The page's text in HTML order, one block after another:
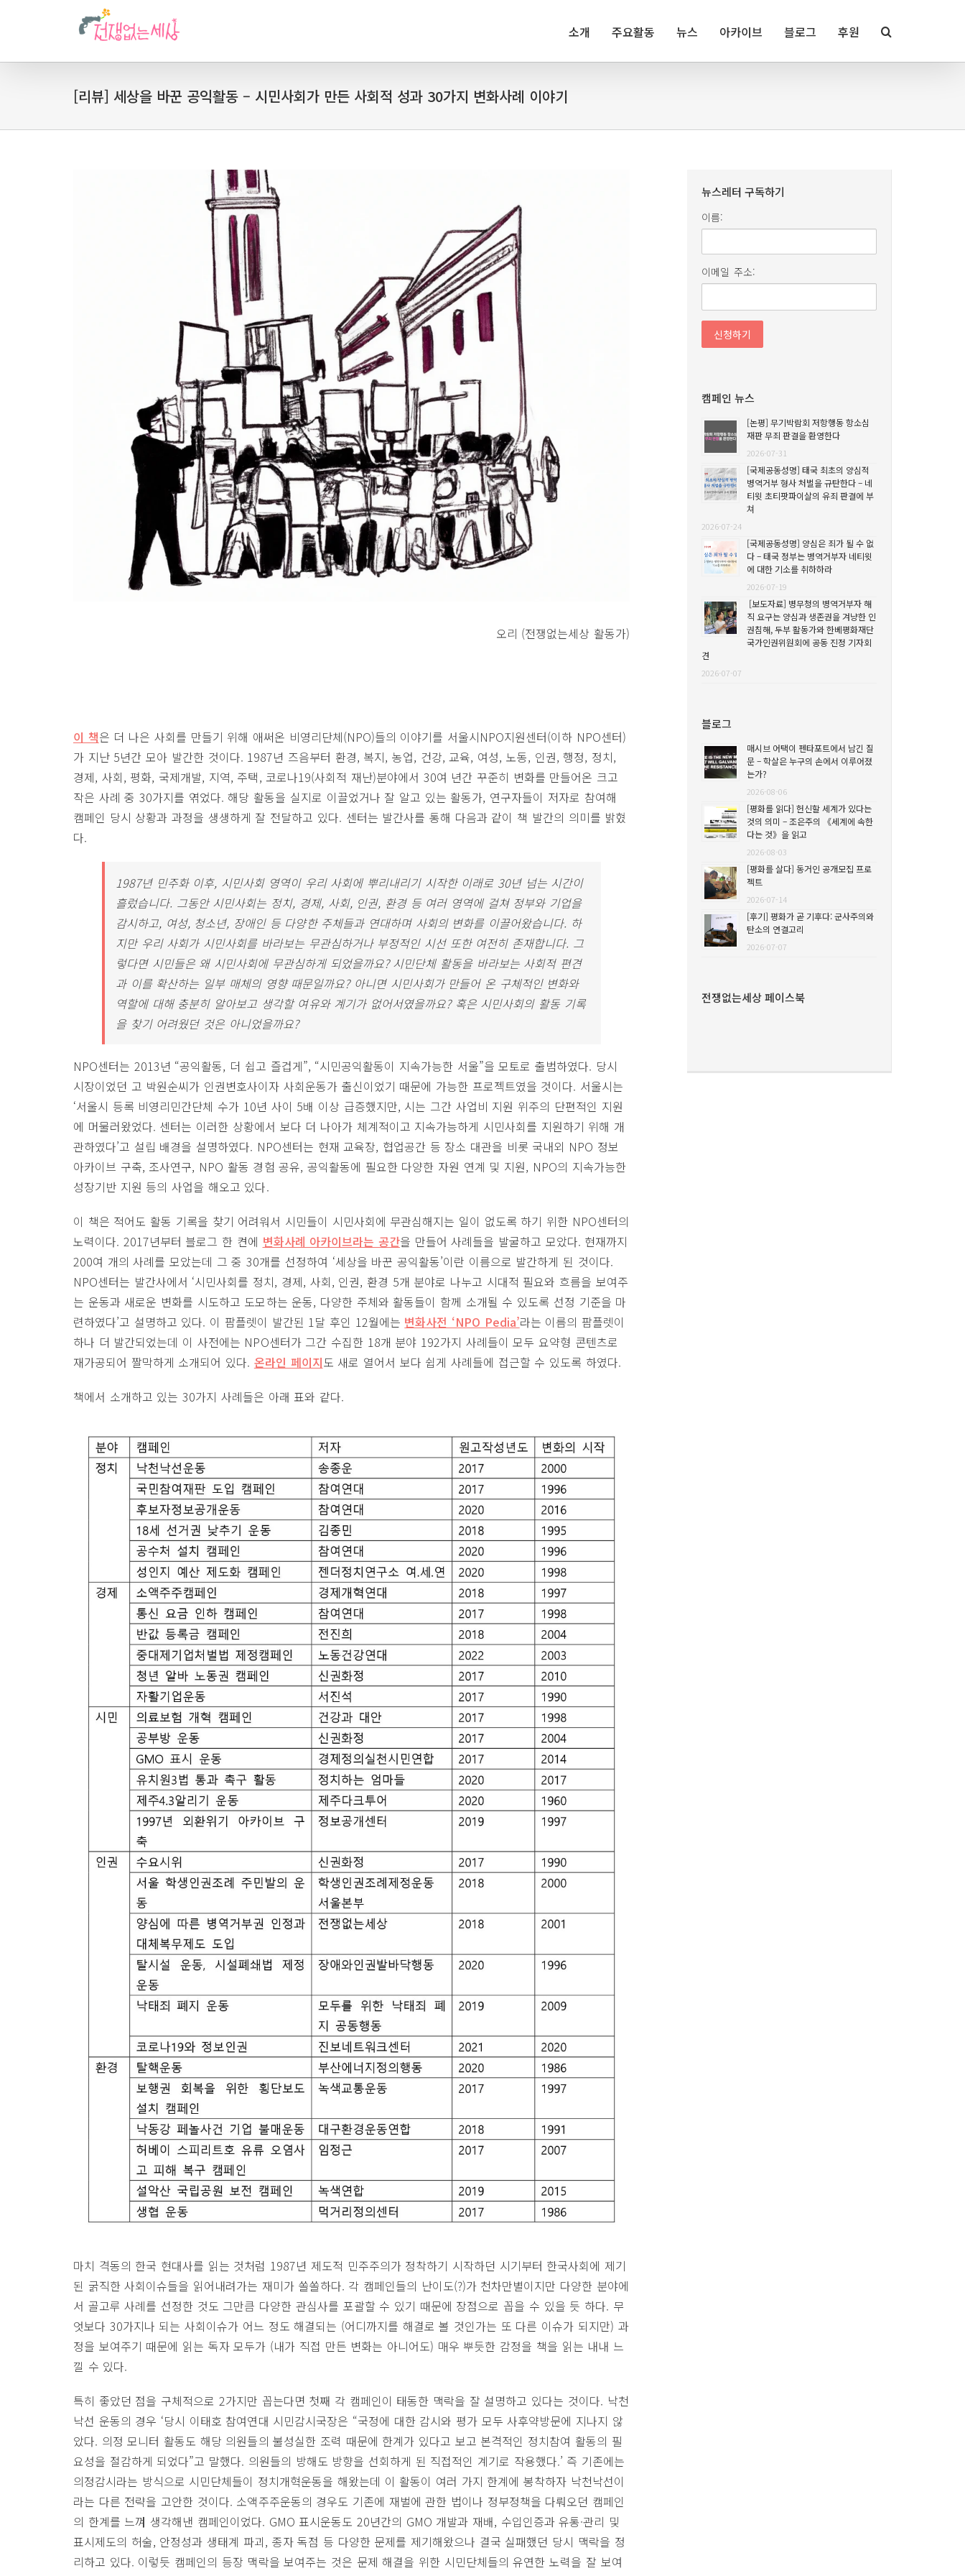
소개 주요활동 뉴스 아카이브 블로그 후원
[리뷰] 세상을 바꾼 공익활동 – 시민사회가 만든 사회적 성과 30가지 변화사례 이야기
오리 (전쟁없는세상 활동가)
이 책은 더 나은 사회를 만들기 위해 애써온 비영리단체(NPO)들의 이야기를 서울시NPO지원센터(이하 NPO센터)
가 지난 5년간 모아 발간한 것이다. 1987년 즈음부터 환경, 복지, 농업, 건강, 교육, 여성, 노동, 인권, 행정, 정치,
경제, 사회, 평화, 국제개발, 지역, 주택, 코로나19(사회적 재난)분야에서 30여 년간 꾸준히 변화를 만들어온 크고
작은 사례 중 30가지를 엮었다. 해당 활동을 실지로 이끌었거나 잘 알고 있는 활동가, 연구자들이 저자로 참여해
캠페인 당시 상황과 과정을 생생하게 잘 전달하고 있다. 센터는 발간사를 통해 다음과 같이 책 발간의 의미를 밝혔
다.
1987년 민주화 이후, 시민사회 영역이 우리 사회에 뿌리내리기 시작한 이래로 30년 넘는 시간이
흘렀습니다. 그동안 시민사회는 정치, 경제, 사회, 인권, 환경 등 여러 영역에 걸쳐 정부와 기업을
감시하고, 여성, 청소년, 장애인 등 다양한 주체들과 연대하며 사회의 변화를 이끌어왔습니다. 하
지만 우리 사회가 시민사회를 바라보는 무관심하거나 부정적인 시선 또한 여전히 존재합니다. 그
렇다면 시민들은 왜 시민사회에 무관심하게 되었을까요? 시민단체 활동을 바라보는 사회적 편견
과 이를 확산하는 일부 매체의 영향 때문일까요? 아니면 시민사회가 만들어 온 구체적인 변화와
역할에 대해 충분히 알아보고 생각할 여유와 계기가 없어서였을까요? 혹은 시민사회의 활동 기록
을 찾기 어려웠던 것은 아니었을까요?
NPO센터는 2013년 “공익활동, 더 쉽고 즐겁게”, “시민공익활동이 지속가능한 서울”을 모토로 출범하였다. 당시
시장이었던 고 박원순씨가 인권변호사이자 사회운동가 출신이었기 때문에 가능한 프로젝트였을 것이다. 서울시는
‘서울시 등록 비영리민간단체 수가 10년 사이 5배 이상 급증했지만, 시는 그간 사업비 지원 위주의 단편적인 지원
에 머물러왔었다. 센터는 이러한 상황에서 보다 더 나아가 체계적이고 지속가능하게 시민사회를 지원하기 위해 개
관하였다’고 설립 배경을 설명하였다. NPO센터는 현재 교육장, 협업공간 등 장소 대관을 비롯 국내외 NPO 정보
아카이브 구축, 조사연구, NPO 활동 경험 공유, 공익활동에 필요한 다양한 자원 연계 및 지원, NPO의 지속가능한
성장기반 지원 등의 사업을 해오고 있다.
이 책은 적어도 활동 기록을 찾기 어려워서 시민들이 시민사회에 무관심해지는 일이 없도록 하기 위한 NPO센터의
노력이다. 2017년부터 블로그 한 켠에 변화사례 아카이브라는 공간을 만들어 사례들을 발굴하고 모았다. 현재까지
200여 개의 사례를 모았는데 그 중 30개를 선정하여 ‘세상을 바꾼 공익활동’이란 이름으로 발간하게 된 것이다.
NPO센터는 발간사에서 ‘시민사회를 정치, 경제, 사회, 인권, 환경 5개 분야로 나누고 시대적 필요와 흐름을 보여주
는 운동과 새로운 변화를 시도하고 도모하는 운동, 다양한 주체와 활동들이 함께 소개될 수 있도록 선정 기준을 마
련하였다’고 설명하고 있다. 이 팜플렛이 발간된 1달 후인 12월에는 변화사전 ‘NPO Pedia’라는 이름의 팜플렛이
하나 더 발간되었는데 이 사전에는 NPO센터가 그간 수집한 18개 분야 192가지 사례들이 모두 요약형 콘텐츠로
재가공되어 짤막하게 소개되어 있다. 온라인 페이지도 새로 열어서 보다 쉽게 사례들에 접근할 수 있도록 하였다.
책에서 소개하고 있는 30가지 사례들은 아래 표와 같다.
마치 격동의 한국 현대사를 읽는 것처럼 1987년 제도적 민주주의가 정착하기 시작하던 시기부터 한국사회에 제기
된 굵직한 사회이슈들을 읽어내려가는 재미가 쏠쏠하다. 각 캠페인들의 난이도(?)가 천차만별이지만 다양한 분야에
서 골고루 사례를 선정한 것도 그만큼 다양한 관심사를 포괄할 수 있기 때문에 장점으로 꼽을 수 있을 듯 하다. 무
엇보다 30가지나 되는 사회이슈가 어느 정도 해결되는 (어디까지를 해결로 볼 것인가는 또 다른 이슈가 되지만) 과
정을 보여주기 때문에 읽는 독자 모두가 (내가 직접 만든 변화는 아니어도) 매우 뿌듯한 감정을 책을 읽는 내내 느
낄 수 있다.
특히 좋았던 점을 구체적으로 2가지만 꼽는다면 첫째 각 캠페인이 태동한 맥락을 잘 설명하고 있다는 것이다. 낙천
낙선 운동의 경우 ‘당시 이태호 참여연대 시민감시국장은 “국정에 대한 감시와 평가 모두 사후약방문에 지나지 않
았다. 의정 모니터 활동도 해당 의원들의 불성실한 조력 때문에 한계가 있다고 보고 본격적인 정치참여 활동의 필
요성을 절감하게 되었다”고 말했다. 의원들의 방해도 방향을 선회하게 된 직접적인 계기로 작용했다.’ 즉 기존에는
의정감시라는 방식으로 시민단체들이 정치개혁운동을 해왔는데 이 활동이 여러 가지 한계에 봉착하자 낙천낙선이
라는 다른 전략을 고안한 것이다. 소액주주운동의 경우도 기존에 재벌에 관한 법이나 정부정책을 다뤄오던 캠페인
의 한계를 느껴 생각해낸 캠페인이었다. GMO 표시운동도 20년간의 GMO 개발과 재배, 수입인증과 유통·관리 및
표시제도의 허술, 안정성과 생태계 파괴, 종자 독점 등 다양한 문제를 제기해왔으나 결국 실패했던 당시 맥락을 정
리하고 있다. 이렇듯 캠페인의 등장 맥락을 보여주는 것은 문제 해결을 위한 시민단체들의 유연한 노력을 잘 보여
뉴스레터 구독하기
이름:
이메일 주소:
캠페인 뉴스
[논평] 무기박람회 저항행동 항소심
재판 무죄 판결을 환영한다
2026-07-31
[국제공동성명] 태국 최초의 양심적
병역거부 형사 처벌을 규탄한다 – 네
티윗 초티팟파이살의 유죄 판결에 부
쳐
2026-07-24
[국제공동성명] 양심은 죄가 될 수 없
다 – 태국 정부는 병역거부자 네티윗
에 대한 기소를 취하하라
2026-07-19
[보도자료] 병무청의 병역거부자 해
직 요구는 양심과 생존권을 겨냥한 인
권침해, 두부 활동가와 한베평화재단
국가인권위원회에 공동 진정 기자회
견
2026-07-07
블로그
매시브 어택이 펜타포트에서 남긴 질
문 – 학살은 누구의 손에서 이루어졌
는가?
2026-08-06
[평화를 읽다] 헌신할 세계가 있다는
것의 의미 – 조은주의 《세계에 속한
다는 것》을 읽고
2026-08-03
[평화를 살다] 동거인 공개모집 프로
젝트
2026-07-14
[후기] 평화가 곧 기후다: 군사주의와
탄소의 연결고리
2026-07-07
전쟁없는세상 페이스북